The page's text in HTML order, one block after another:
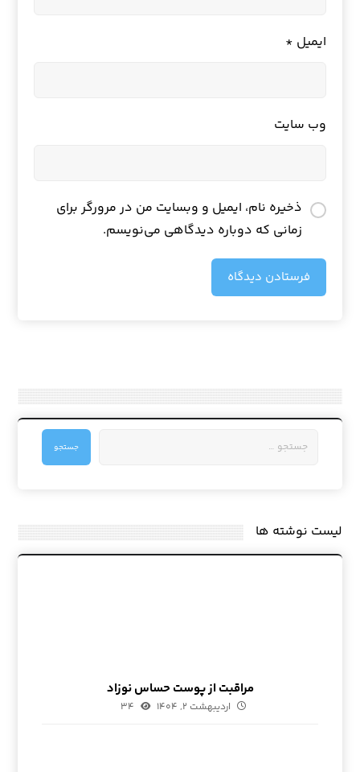
ایمیل *
وب‌ سایت
ذخیره نام، ایمیل و وبسایت من در مرورگر برای
زمانی که دوباره دیدگاهی می‌نویسم.
فرستادن دیدگاه
جستجو
لیست نوشته ها
مراقبت از پوست حساس نوزاد
اردیبهشت ۲, ۱۴۰۴ ۳۴